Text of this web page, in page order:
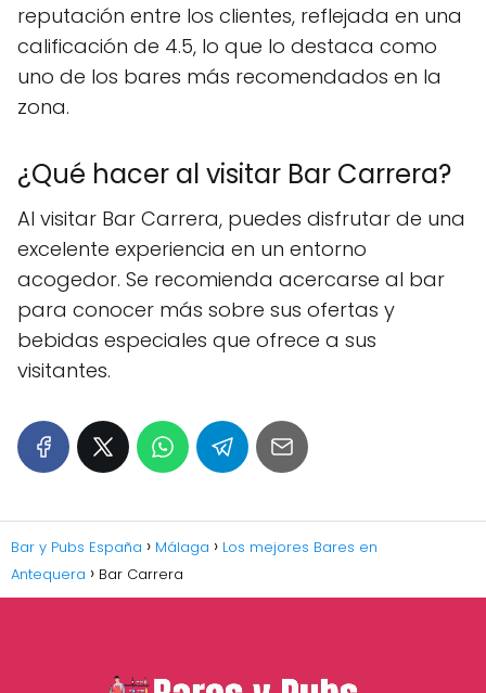
reputación entre los clientes, reflejada en una
calificación de 4.5, lo que lo destaca como
uno de los bares más recomendados en la
zona.
¿Qué hacer al visitar Bar Carrera?
Al visitar Bar Carrera, puedes disfrutar de una
excelente experiencia en un entorno
acogedor. Se recomienda acercarse al bar
para conocer más sobre sus ofertas y
bebidas especiales que ofrece a sus
visitantes.
Bar y Pubs España Málaga
Los mejores Bares en
Antequera
Bar Carrera